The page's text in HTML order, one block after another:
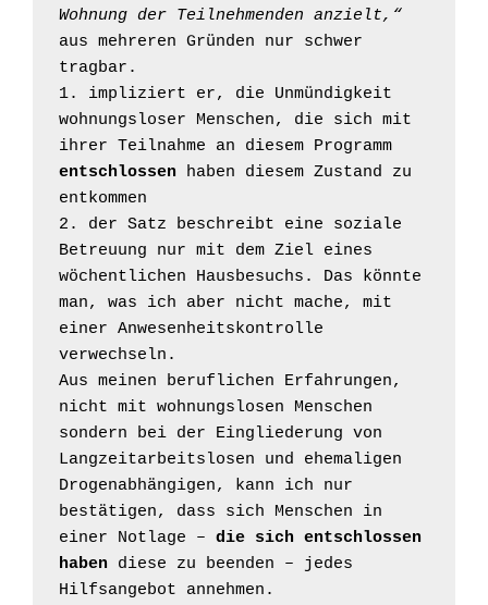
Wohnung der Teilnehmenden anzielt,“
aus mehreren Gründen nur schwer
tragbar.
1. impliziert er, die Unmündigkeit
wohnungsloser Menschen, die sich mit
entschlossen haben diesem Zustand zu
entkommen
2. der Satz beschreibt eine soziale
Betreuung nur mit dem Ziel eines
wöchentlichen Hausbesuchs. Das könnte
man, was ich aber nicht mache, mit
einer Anwesenheitskontrolle
verwechseln.
Aus meinen beruflichen Erfahrungen,
nicht mit wohnungslosen Menschen
sondern bei der Eingliederung von
Langzeitarbeitslosen und ehemaligen
Drogenabhängigen, kann ich nur
bestätigen, dass sich Menschen in
einer Notlage – die sich entschlossen
haben diese zu beenden – jedes